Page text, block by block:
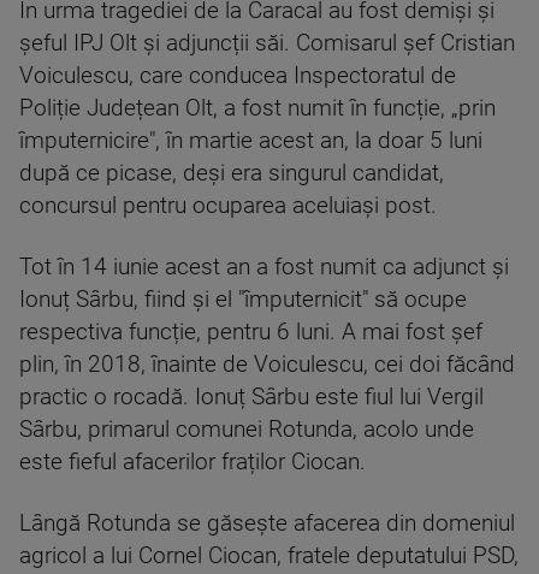
În urma tragediei de la Caracal au fost demiși și
șeful IPJ Olt și adjuncții săi. Comisarul șef Cristian
Voiculescu, care conducea Inspectoratul de
Poliție Județean Olt, a fost numit în funcție, „prin
împuternicire", în martie acest an, la doar 5 luni
după ce picase, deși era singurul candidat,
concursul pentru ocuparea aceluiași post.
Tot în 14 iunie acest an a fost numit ca adjunct și
Ionuț Sârbu, fiind și el "împuternicit" să ocupe
respectiva funcție, pentru 6 luni. A mai fost șef
plin, în 2018, înainte de Voiculescu, cei doi făcând
practic o rocadă. Ionuț Sârbu este fiul lui Vergil
Sârbu, primarul comunei Rotunda, acolo unde
este fieful afacerilor fraților Ciocan.
Lângă Rotunda se găsește afacerea din domeniul
agricol a lui Cornel Ciocan, fratele deputatului PSD,